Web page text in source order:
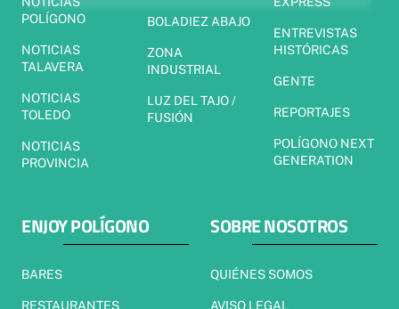
POLÍGONO
NOTICIAS
TALAVERA
NOTICIAS
TOLEDO
NOTICIAS
PROVINCIA
BOLADIEZ ABAJO
ZONA
INDUSTRIAL
LUZ DEL TAJO /
FUSIÓN
ENTREVISTAS
HISTÓRICAS
GENTE
REPORTAJES
POLÍGONO NEXT
GENERATION
ENJOY POLÍGONO
BARES
RESTAURANTES
SOBRE NOSOTROS
QUIÉNES SOMOS
AVISO LEGAL